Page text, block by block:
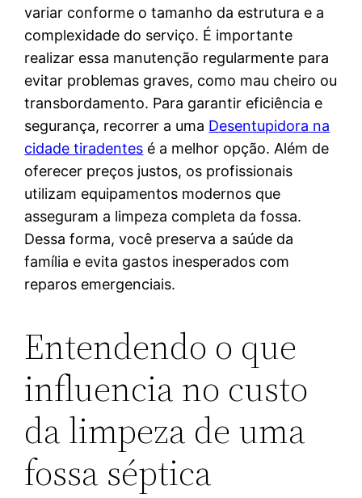
variar conforme o tamanho da estrutura e a
complexidade do serviço. É importante
realizar essa manutenção regularmente para
evitar problemas graves, como mau cheiro ou
transbordamento. Para garantir eficiência e
segurança, recorrer a uma Desentupidora na
cidade tiradentes é a melhor opção. Além de
oferecer preços justos, os profissionais
utilizam equipamentos modernos que
asseguram a limpeza completa da fossa.
Dessa forma, você preserva a saúde da
família e evita gastos inesperados com
reparos emergenciais.
Entendendo o que
influencia no custo
da limpeza de uma
fossa séptica